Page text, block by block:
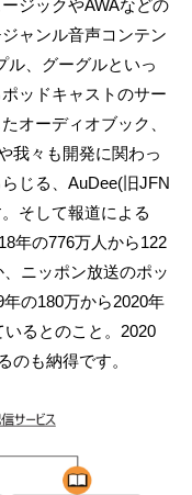
ジックやAWAなどの
ャンル音声コンテン
ル、グーグルといっ
ッドキャストのサー
オーディオブック、
我々も開発に関わっ
じる、AuDee(旧JFN
そして報道による
年の776万人から122
ニッポン放送のポッ
の180万から2020年
るとのこと。2020
のも納得です。